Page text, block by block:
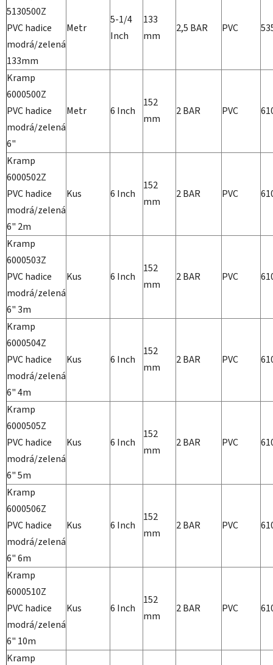
5130500Z
PVC hadice
modrá/zelená
133mm
Metr
5-1/4
Inch
133
mm
2,5 BAR PVC
Kramp
6000500Z
PVC hadice
modrá/zelená
6"
Metr 6 Inch
152
mm
2 BAR PVC
Kramp
6000502Z
PVC hadice
modrá/zelená
6" 2m
Kus 6 Inch
152
mm
2 BAR PVC
Kramp
6000503Z
PVC hadice
modrá/zelená
6" 3m
Kus 6 Inch
152
mm
2 BAR PVC
Kramp
6000504Z
PVC hadice
modrá/zelená
6" 4m
Kus 6 Inch
152
mm
2 BAR PVC
Kramp
6000505Z
PVC hadice
modrá/zelená
6" 5m
Kus 6 Inch
152
mm
2 BAR PVC
Kramp
6000506Z
PVC hadice
modrá/zelená
6" 6m
Kus 6 Inch
152
mm
2 BAR PVC
Kramp
6000510Z
PVC hadice
modrá/zelená
6" 10m
Kus 6 Inch
152
mm
2 BAR PVC
Kramp